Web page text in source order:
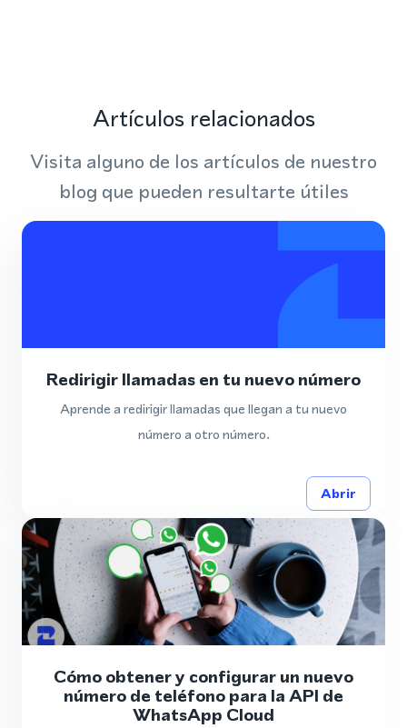
Artículos relacionados
Visita alguno de los artículos de nuestro
blog que pueden resultarte útiles
Redirigir llamadas en tu nuevo número
Aprende a redirigir llamadas que llegan a tu nuevo
número a otro número.
Abrir
Cómo obtener y configurar un nuevo
número de teléfono para la API de
WhatsApp Cloud